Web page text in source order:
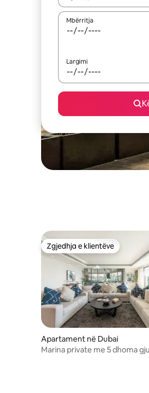
Mbërritja
Largimi
Zgjedhja e klientëve
Zgjedhja e klientëve
Apartament në Dubai
Marina private me 5 dhoma